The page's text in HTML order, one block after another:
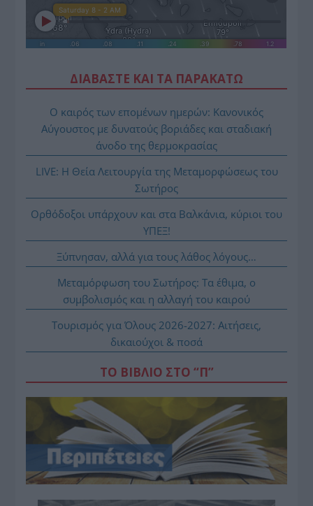
ΔΙΑΒΑΣΤΕ ΚΑΙ ΤΑ ΠΑΡΑΚΑΤΩ
Ο καιρός των επομένων ημερών: Κανονικός
Αύγουστος με δυνατούς βοριάδες και σταδιακή
άνοδο της θερμοκρασίας
LIVE: Η Θεία Λειτουργία της Μεταμορφώσεως του
Σωτήρος
Ορθόδοξοι υπάρχουν και στα Βαλκάνια, κύριοι του
ΥΠΕΞ!
Ξύπνησαν, αλλά για τους λάθος λόγους…
Μεταμόρφωση του Σωτήρος: Τα έθιμα, ο
συμβολισμός και η αλλαγή του καιρού
Τουρισμός για Όλους 2026-2027: Αιτήσεις,
δικαιούχοι & ποσά
ΤΟ ΒΙΒΛΙΟ ΣΤΟ “Π”